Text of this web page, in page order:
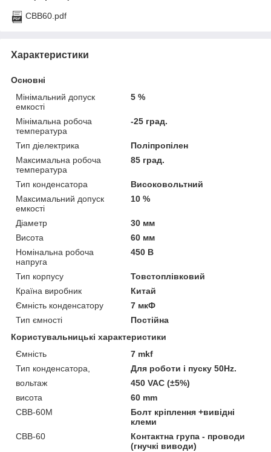
CBB60.pdf
Характеристики
Основні
Мінімальний допуск
емкості
5 %
Мінімальна робоча
температура
-25 град.
Тип діелектрика
Поліпропілен
Максимальна робоча
температура
85 град.
Тип конденсатора
Високовольтний
Максимальний допуск
емкості
10 %
Діаметр
30 мм
Висота
60 мм
Номінальна робоча
напруга
450 В
Тип корпусу
Товстоплівковий
Країна виробник
Китай
Ємність конденсатору
7 мкФ
Тип ємності
Постійна
Користувальницькі характеристики
Ємність
7 mkf
Тип конденсатора,
Для роботи і пуску 50Hz.
вольтаж
450 VAC (±5%)
висота
60 mm
CBB-60М
Болт кріплення +вивідні
клеми
CBB-60
Контактна група - проводи
(гнучкі виводи)